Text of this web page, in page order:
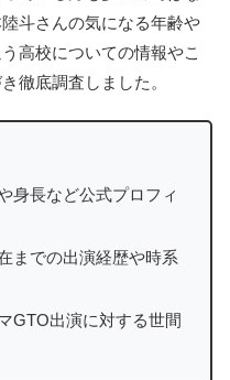
斗さんの気になる年齢や
高校についての情報やこ
徹底調査しました。
身長など公式プロフィ
までの出演経歴や時系
GTO出演に対する世間